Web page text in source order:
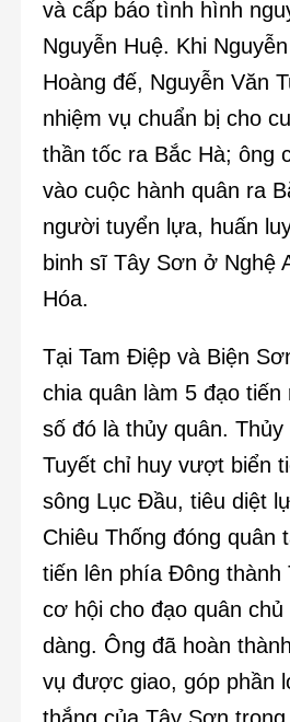
và cấp báo tình hình
Nguyễn Huệ. Khi
Hoàng đế, Nguyễn Văn
nhiệm vụ chuẩn bị cho
thần tốc ra Bắc Hà; ông
vào cuộc hành quân ra
người tuyển lựa, huấn
binh sĩ Tây Sơn ở Nghệ
Hóa.
Tại Tam Điệp và Biện
chia quân làm 5 đạo tiến
số đó là thủy quân.
Tuyết chỉ huy vượt biển
sông Lục Đầu, tiêu diệt
Chiêu Thống đóng quân
tiến lên phía Đông thành
cơ hội cho đạo quân
dàng. Ông đã hoàn
vụ được giao, góp phần